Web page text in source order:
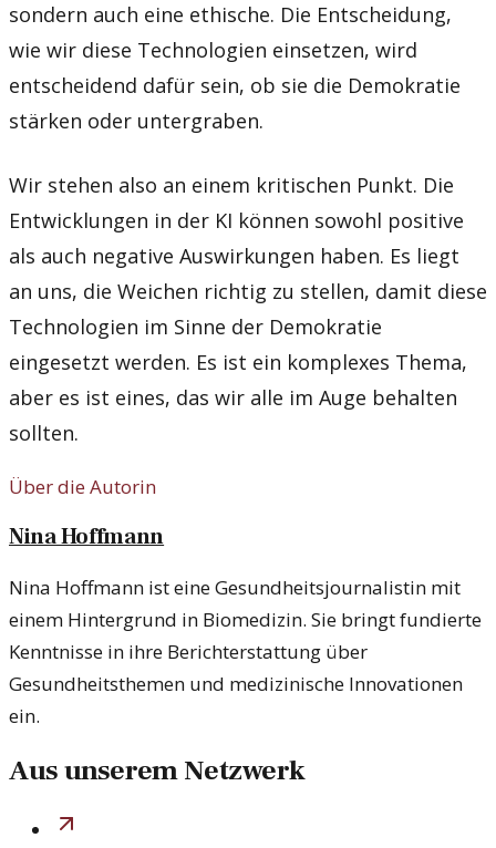
sondern auch eine ethische. Die Entscheidung,
wie wir diese Technologien einsetzen, wird
entscheidend dafür sein, ob sie die Demokratie
stärken oder untergraben.
Wir stehen also an einem kritischen Punkt. Die
Entwicklungen in der KI können sowohl positive
als auch negative Auswirkungen haben. Es liegt
an uns, die Weichen richtig zu stellen, damit diese
Technologien im Sinne der Demokratie
eingesetzt werden. Es ist ein komplexes Thema,
aber es ist eines, das wir alle im Auge behalten
sollten.
Über die Autorin
Nina Hoffmann
Nina Hoffmann ist eine Gesundheitsjournalistin mit
einem Hintergrund in Biomedizin. Sie bringt fundierte
Kenntnisse in ihre Berichterstattung über
Gesundheitsthemen und medizinische Innovationen
ein.
Aus unserem Netzwerk